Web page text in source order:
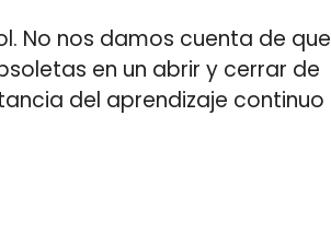
No nos damos cuenta de que
en un abrir y cerrar de
del aprendizaje continuo